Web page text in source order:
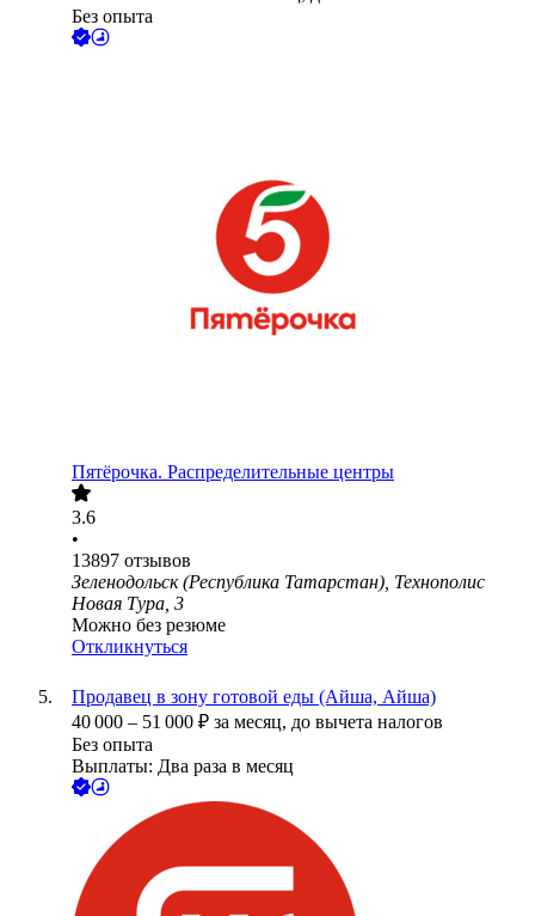
Без опыта
Пятёрочка. Распределительные центры
3.6
•
13897 отзывов
Зеленодольск (Республика Татарстан), Технополис
Новая Тура, 3
Можно без резюме
Откликнуться
Продавец в зону готовой еды (Айша, Айша)
40 000 – 51 000 ₽ за месяц, до вычета налогов
Без опыта
Выплаты: Два раза в месяц